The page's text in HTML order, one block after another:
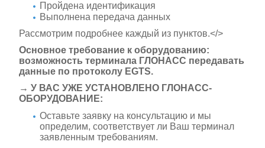
Пройдена идентификация
Выполнена передача данных
Рассмотрим подробнее каждый из пунктов.</>
Основное требование к оборудованию:
возможность терминала ГЛОНАСС передавать
данные по протоколу EGTS.
→ У ВАС УЖЕ УСТАНОВЛЕНО ГЛОНАСС-
ОБОРУДОВАНИЕ:
Оставьте заявку на консультацию и мы
определим, соответствует ли Ваш терминал
заявленным требованиям.